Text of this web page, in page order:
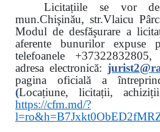
Licitațiile se vor
mun.Chişinău, str.Vlaicu
Modul de desfăşurare a
aferente bunurilor expuse
telefoanele
adresa electronică:
pagina oficială a
(Locațiune, licitații,
https://cfm.md/?